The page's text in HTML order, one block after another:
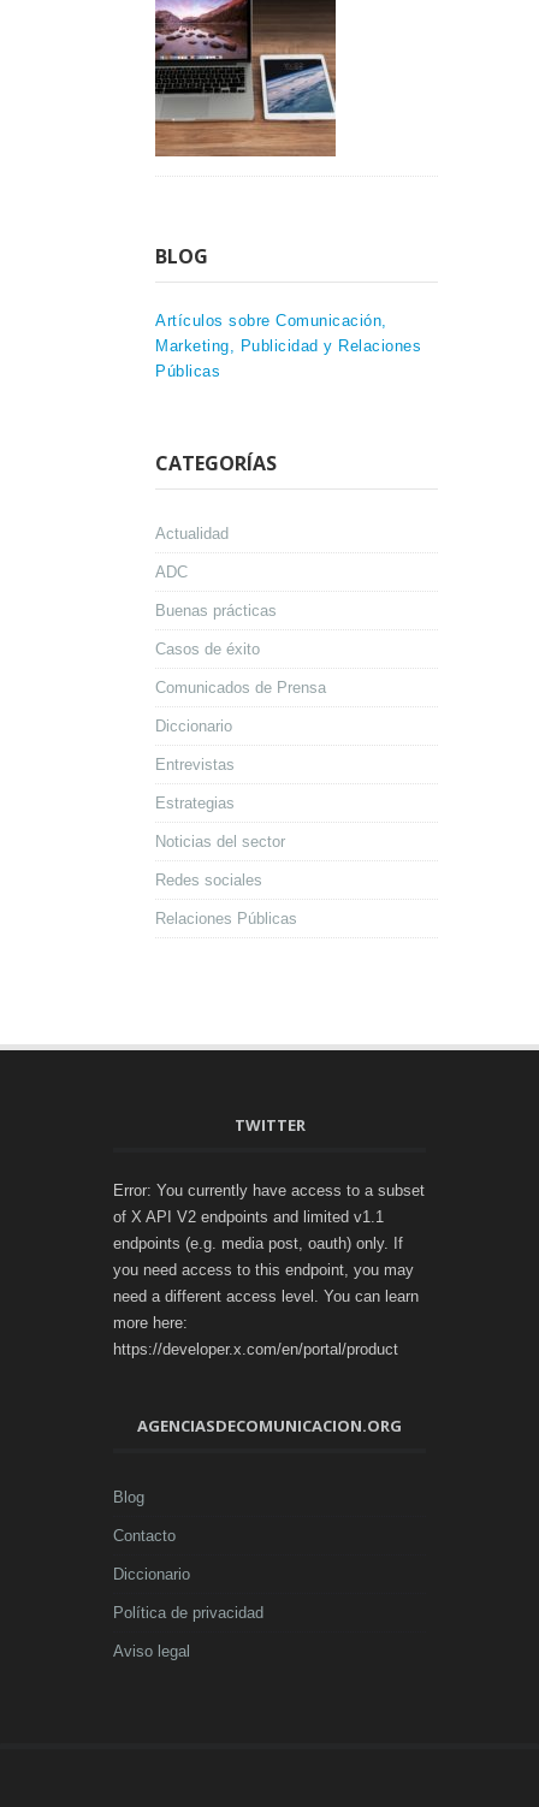
BLOG
Artículos sobre Comunicación,
Marketing, Publicidad y Relaciones
Públicas
CATEGORÍAS
Actualidad
ADC
Buenas prácticas
Casos de éxito
Comunicados de Prensa
Diccionario
Entrevistas
Estrategias
Noticias del sector
Redes sociales
Relaciones Públicas
TWITTER
Error: You currently have access to a subset
of X API V2 endpoints and limited v1.1
endpoints (e.g. media post, oauth) only. If
you need access to this endpoint, you may
need a different access level. You can learn
more here:
https://developer.x.com/en/portal/product
AGENCIASDECOMUNICACION.ORG
Blog
Contacto
Diccionario
Política de privacidad
Aviso legal